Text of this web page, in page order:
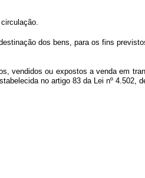
dos bens, para os fins
vendidos ou expostos a venda em
no artigo 83 da Lei nº 4.502,